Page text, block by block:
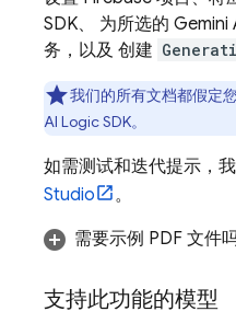
SDK、 为所选的 Gemini
务，以及 创建
我们的所有文档都假定
AI LogicSDK。
如需测试和迭代提示，
Studio
。
需要示例 PDF 文件
支持此功能的模型